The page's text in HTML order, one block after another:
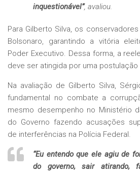
inquestionável”, avaliou.
Para Gilberto Silva, os
Bolsonaro, garantindo a vitória
Poder Executivo. Dessa forma, a
deve ser atingida por uma
Na avaliação de Gilberto Silva,
fundamental no combate a
mesmo desempenho no Ministério
do Governo fazendo acusações
de interferências na Polícia Federal.
“Eu entendo que ele agiu de
do governo, sair atirando,